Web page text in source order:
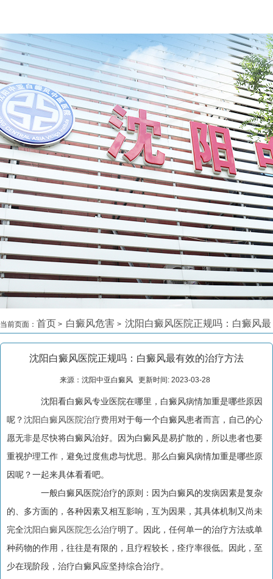
当前页面： 首页 > 白癜风危害 > 沈阳白癜风医院正规吗：白癜风最
有效的治疗方法>
沈阳白癜风医院正规吗：白癜风最有效的治疗方法
来源：沈阳中亚白癜风 更新时间: 2023-03-28
沈阳看白癜风专业医院在哪里，白癜风病情加重是哪些原因
呢？沈阳白癜风医院治疗费用对于每一个白癜风患者而言，自己的心
愿无非是尽快将白癜风治好。因为白癜风是易扩散的，所以患者也要
重视护理工作，避免过度焦虑与忧思。那么白癜风病情加重是哪些原
因呢？一起来具体看看吧。
一般白癜风医院治疗的原则：因为白癜风的发病因素是复杂
的、多方面的，各种因素又相互影响，互为因果，其具体机制又尚未
完全沈阳白癜风医院怎么治疗明了。因此，任何单一的治疗方法或单
种药物的作用，往往是有限的，且疗程较长，痊疗率很低。因此，至
少在现阶段，治疗白癜风应坚持综合治疗。